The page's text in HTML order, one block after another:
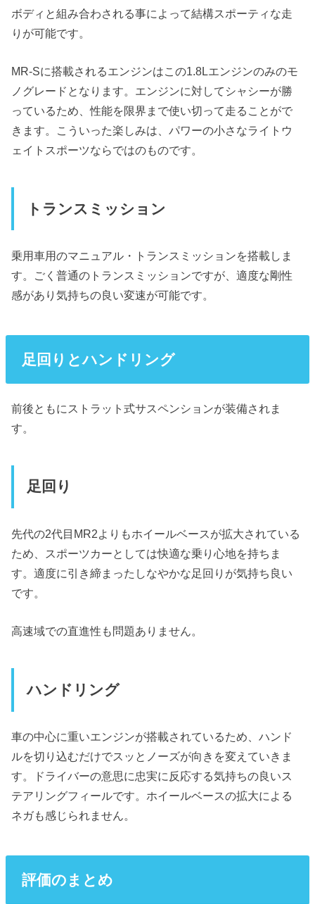
ボディと組み合わされる事によって結構スポーティな走
りが可能です。
MR-Sに搭載されるエンジンはこの1.8Lエンジンのみのモ
ノグレードとなります。エンジンに対してシャシーが勝
っているため、性能を限界まで使い切って走ることがで
きます。こういった楽しみは、パワーの小さなライトウ
ェイトスポーツならではのものです。
トランスミッション
乗用車用のマニュアル・トランスミッションを搭載しま
す。ごく普通のトランスミッションですが、適度な剛性
感があり気持ちの良い変速が可能です。
足回りとハンドリング
前後ともにストラット式サスペンションが装備されま
す。
足回り
先代の2代目MR2よりもホイールベースが拡大されている
ため、スポーツカーとしては快適な乗り心地を持ちま
す。適度に引き締まったしなやかな足回りが気持ち良い
です。
高速域での直進性も問題ありません。
ハンドリング
車の中心に重いエンジンが搭載されているため、ハンド
ルを切り込むだけでスッとノーズが向きを変えていきま
す。ドライバーの意思に忠実に反応する気持ちの良いス
テアリングフィールです。ホイールベースの拡大による
ネガも感じられません。
評価のまとめ